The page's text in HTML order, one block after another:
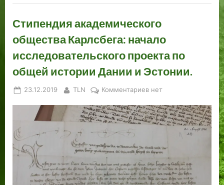
Стипендия академического
общества Карлсбега: начало
исследовательского проекта по
общей истории Дании и Эстонии.
Posted
23.12.2019 By
TLN Комментариевк
Стипендия
академического
общества
Карлсбега:
начало
исследовательского
проекта
нет